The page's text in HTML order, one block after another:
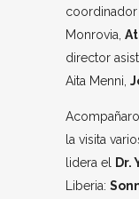
coordinador
Monrovia,
director
Aita Menni,
la visita
lidera el
Dr.
Liberia: